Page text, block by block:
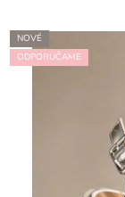
NOVÉ
ODPORÚČAME